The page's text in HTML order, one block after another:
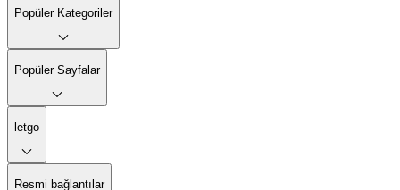
Popüler Kategoriler
Popüler Sayfalar
letgo
Resmi bağlantılar